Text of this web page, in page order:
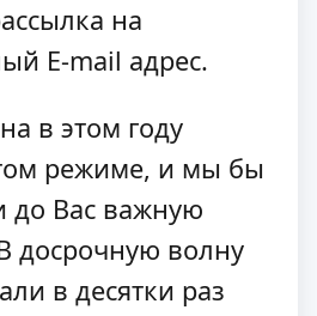
на
E-mail адрес.
в этом году
режиме, и мы бы
до Вас важную
досрочную волну
в десятки раз